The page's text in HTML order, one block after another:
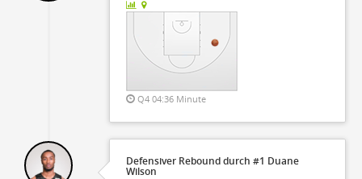
Q4 04:36 Minute
Defensiver Rebound durch #1 Duane
Wilson